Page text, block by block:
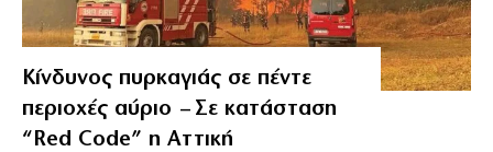
Κίνδυνος πυρκαγιάς σε πέντε
περιοχές αύριο – Σε κατάσταση
“Red Code” η Αττική